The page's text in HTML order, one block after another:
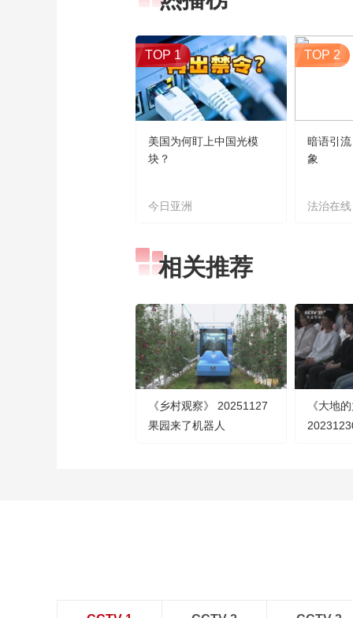
TOP 1
美国为何盯上中国光模
块？
今日亚洲
TOP 2
暗语引
象
法治在线
相关推荐
《乡村观察》 20251127
果园来了机器人
《大地